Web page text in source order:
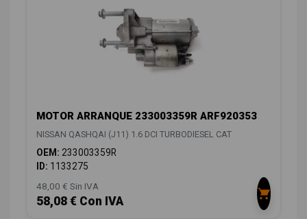
MOTOR ARRANQUE 233003359R ARF920353
NISSAN QASHQAI (J11) 1.6 DCI TURBODIESEL CAT
OEM: 233003359R
ID: 1133275
48,00 € Sin IVA
58,08 € Con IVA